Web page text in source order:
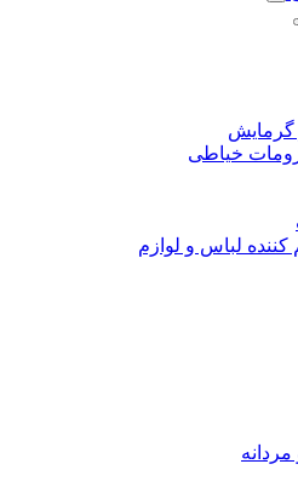
گرمایش
خیاطی
کننده لباس و لوازم